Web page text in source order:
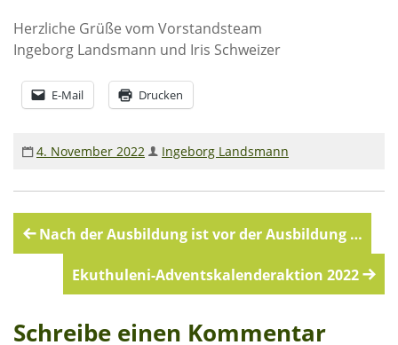
Herzliche Grüße vom Vorstandsteam
Ingeborg Landsmann und Iris Schweizer
E-Mail Drucken
4. November 2022 Ingeborg Landsmann
Beitragsnavigation
Nach der Ausbildung ist vor der Ausbildung …
Ekuthuleni-Adventskalenderaktion 2022
Schreibe einen Kommentar